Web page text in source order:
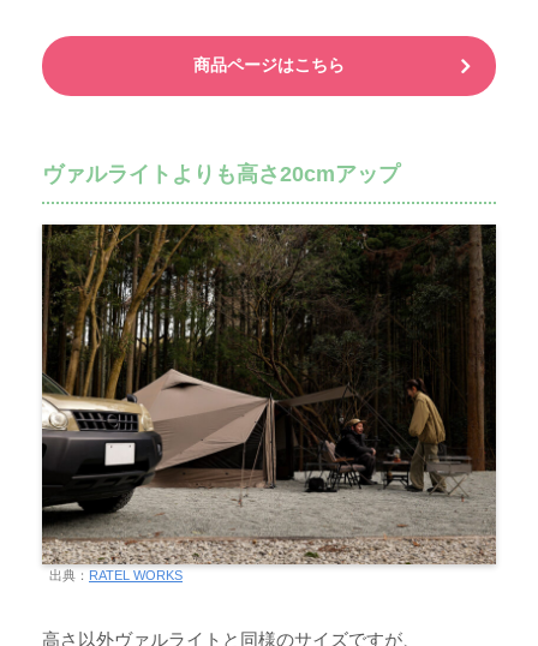
商品ページはこちら
ヴァルライトよりも高さ20cmアップ
出典： RATEL WORKS
高さ以外ヴァルライトと同様のサイズですが、